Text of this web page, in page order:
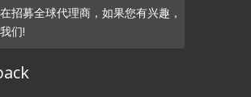
招募全球代理商，如果您有兴趣，
们!